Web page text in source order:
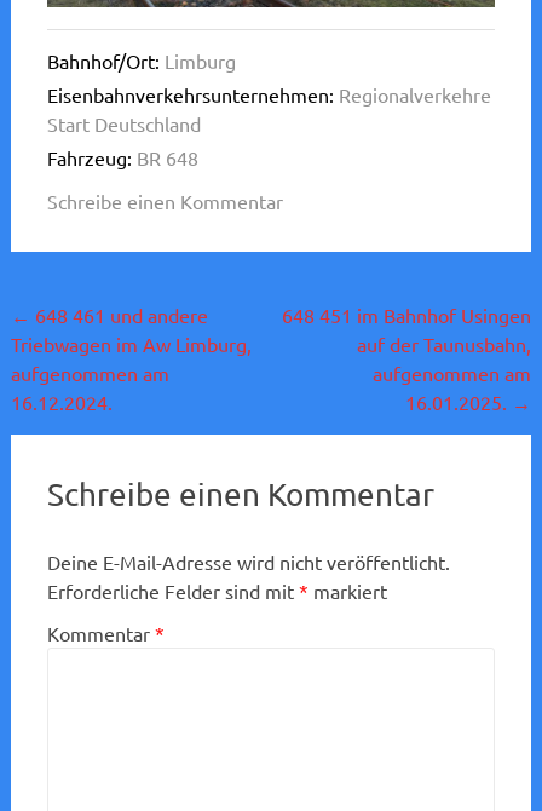
Bahnhof/Ort: Limburg
Eisenbahnverkehrsunternehmen: Regionalverkehre
Start Deutschland
Fahrzeug: BR 648
Schreibe einen Kommentar
Beitragsnavigation
← 648 461 und andere
Triebwagen im Aw Limburg,
aufgenommen am
16.12.2024.
648 451 im Bahnhof Usingen
auf der Taunusbahn,
aufgenommen am
16.01.2025. →
Schreibe einen Kommentar
Deine E-Mail-Adresse wird nicht veröffentlicht.
Erforderliche Felder sind mit * markiert
Kommentar *